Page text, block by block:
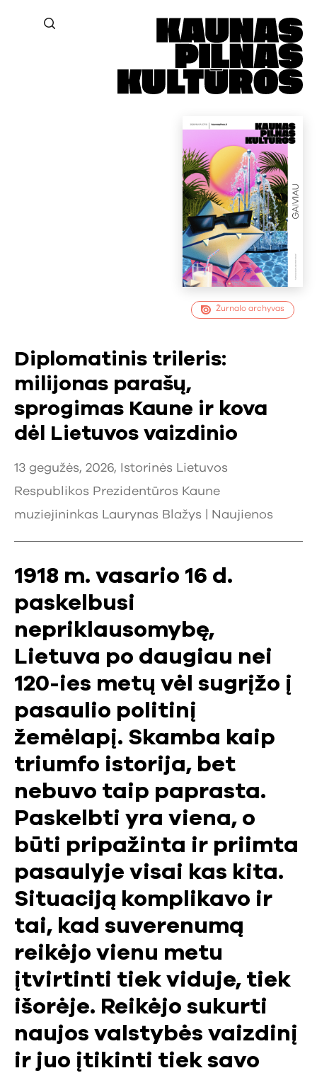
Žurnalo archyvas
Diplomatinis trileris:
milijonas parašų,
sprogimas Kaune ir kova
dėl Lietuvos vaizdinio
13 gegužės, 2026, Istorinės Lietuvos
Respublikos Prezidentūros Kaune
muziejininkas Laurynas Blažys |
Naujienos
1918 m. vasario 16 d.
paskelbusi
nepriklausomybę,
Lietuva po daugiau nei
120-ies metų vėl sugrįžo į
pasaulio politinį
žemėlapį. Skamba kaip
triumfo istorija, bet
nebuvo taip paprasta.
Paskelbti yra viena, o
būti pripažinta ir priimta
pasaulyje visai kas kita.
Situaciją komplikavo ir
tai, kad suverenumą
reikėjo vienu metu
įtvirtinti tiek viduje, tiek
išorėje. Reikėjo sukurti
naujos valstybės vaizdinį
ir juo įtikinti tiek savo